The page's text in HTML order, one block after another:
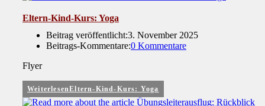
Eltern-Kind-Kurs: Yoga
Beitrag veröffentlicht:3. November 2025
Beitrags-Kommentare:0 Kommentare
Flyer
WeiterlesenEltern-Kind-Kurs: Yoga